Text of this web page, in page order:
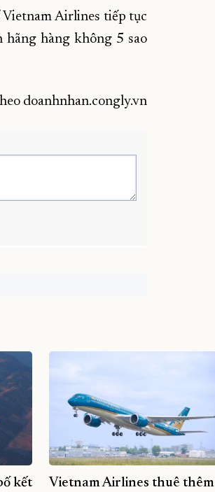
Vietnam Airlines tiếp tục
hàng không 5 sao
doanhnhan.congly.vn
kết Vietnam Airlines thuê thêm